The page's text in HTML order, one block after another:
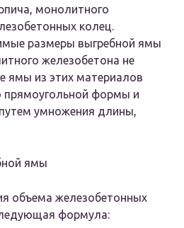
монолитного
колец.
размеры выгребной ямы
железобетона не
ямы из этих материалов
формы и
умножения длины,
ямы
объема железобетонных
формула: